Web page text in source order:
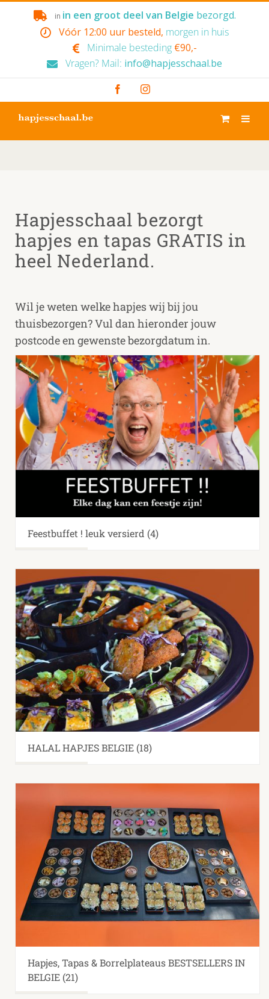
in in een groot deel van Belgie bezorgd.
Vóór 12:00 uur besteld, morgen in huis
Minimale besteding €90,-
Vragen? Mail: info@hapjesschaal.be
FacebookInstagram
Hapjesschaal bezorgt
hapjes en tapas GRATIS in
heel Nederland.
Wil je weten welke hapjes wij bij jou
thuisbezorgen? Vul dan hieronder jouw
postcode en gewenste bezorgdatum in.
Feestbuffet ! leuk versierd (4)
HALAL HAPJES BELGIE (18)
Hapjes, Tapas & Borrelplateaus BESTSELLERS IN
BELGIE (21)